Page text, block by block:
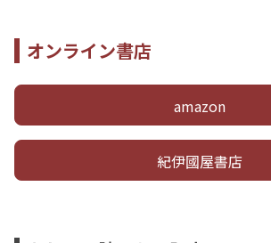
オンライン書店
amazon
紀伊國屋書店